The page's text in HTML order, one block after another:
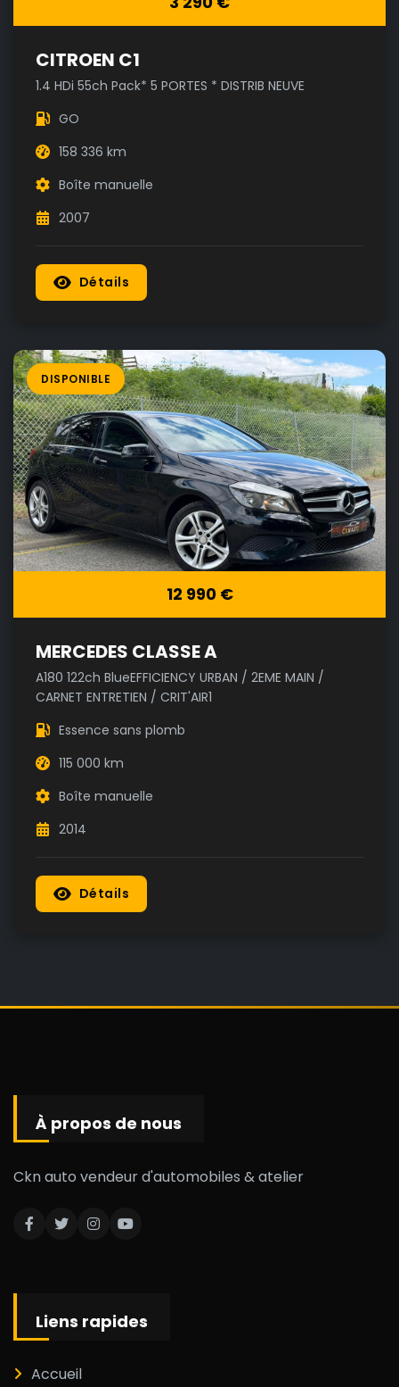
CITROEN C1
1.4 HDi 55ch Pack* 5 PORTES * DISTRIB NEUVE
GO
158 336 km
Boîte manuelle
2007
Détails
DISPONIBLE
12 990 €
MERCEDES CLASSE A
A180 122ch BlueEFFICIENCY URBAN / 2EME MAIN /
CARNET ENTRETIEN / CRIT'AIR1
Essence sans plomb
115 000 km
Boîte manuelle
2014
Détails
À propos de nous
Ckn auto vendeur d'automobiles & atelier
Liens rapides
Accueil